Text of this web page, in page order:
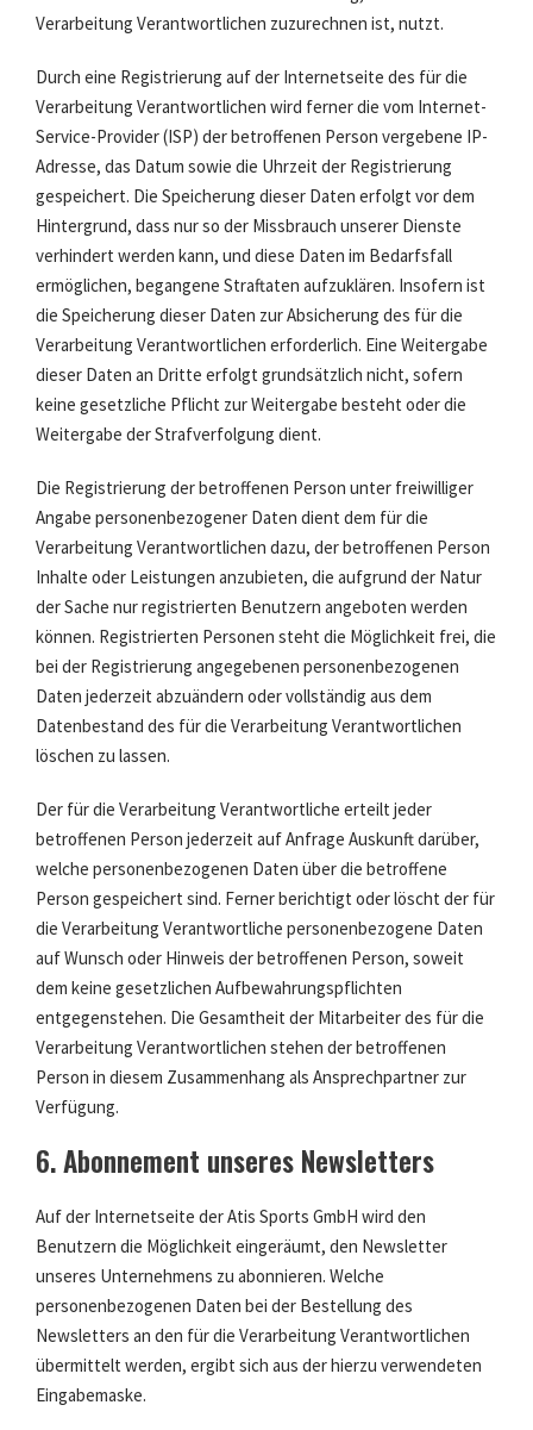
Verarbeitung Verantwortlichen zuzurechnen ist, nutzt.
Durch eine Registrierung auf der Internetseite des für die
Verarbeitung Verantwortlichen wird ferner die vom Internet-
Service-Provider (ISP) der betroffenen Person vergebene IP-
Adresse, das Datum sowie die Uhrzeit der Registrierung
gespeichert. Die Speicherung dieser Daten erfolgt vor dem
Hintergrund, dass nur so der Missbrauch unserer Dienste
verhindert werden kann, und diese Daten im Bedarfsfall
ermöglichen, begangene Straftaten aufzuklären. Insofern ist
die Speicherung dieser Daten zur Absicherung des für die
Verarbeitung Verantwortlichen erforderlich. Eine Weitergabe
dieser Daten an Dritte erfolgt grundsätzlich nicht, sofern
keine gesetzliche Pflicht zur Weitergabe besteht oder die
Weitergabe der Strafverfolgung dient.
Die Registrierung der betroffenen Person unter freiwilliger
Angabe personenbezogener Daten dient dem für die
Verarbeitung Verantwortlichen dazu, der betroffenen Person
Inhalte oder Leistungen anzubieten, die aufgrund der Natur
der Sache nur registrierten Benutzern angeboten werden
können. Registrierten Personen steht die Möglichkeit frei, die
bei der Registrierung angegebenen personenbezogenen
Daten jederzeit abzuändern oder vollständig aus dem
Datenbestand des für die Verarbeitung Verantwortlichen
löschen zu lassen.
Der für die Verarbeitung Verantwortliche erteilt jeder
betroffenen Person jederzeit auf Anfrage Auskunft darüber,
welche personenbezogenen Daten über die betroffene
Person gespeichert sind. Ferner berichtigt oder löscht der für
die Verarbeitung Verantwortliche personenbezogene Daten
auf Wunsch oder Hinweis der betroffenen Person, soweit
dem keine gesetzlichen Aufbewahrungspflichten
entgegenstehen. Die Gesamtheit der Mitarbeiter des für die
Verarbeitung Verantwortlichen stehen der betroffenen
Person in diesem Zusammenhang als Ansprechpartner zur
Verfügung.
6. Abonnement unseres Newsletters
Auf der Internetseite der Atis Sports GmbH wird den
Benutzern die Möglichkeit eingeräumt, den Newsletter
unseres Unternehmens zu abonnieren. Welche
personenbezogenen Daten bei der Bestellung des
Newsletters an den für die Verarbeitung Verantwortlichen
übermittelt werden, ergibt sich aus der hierzu verwendeten
Eingabemaske.